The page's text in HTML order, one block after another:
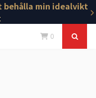
behålla min idealvikt
0